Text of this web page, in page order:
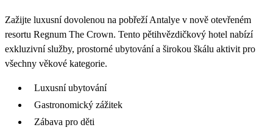
29 869
Zažijte luxusní dovolenou na pobřeží Antalye v nově otevřeném
resortu Regnum The Crown. Tento pětihvězdičkový hotel nabízí
exkluzivní služby, prostorné ubytování a širokou škálu aktivit pro
všechny věkové kategorie.
Luxusní ubytování
Gastronomický zážitek
Zábava pro děti